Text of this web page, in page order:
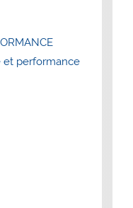
et performance